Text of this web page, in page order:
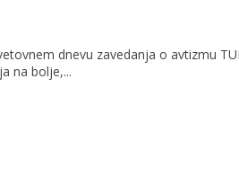
dnevu zavedanja o avtizmu
na bolje,...